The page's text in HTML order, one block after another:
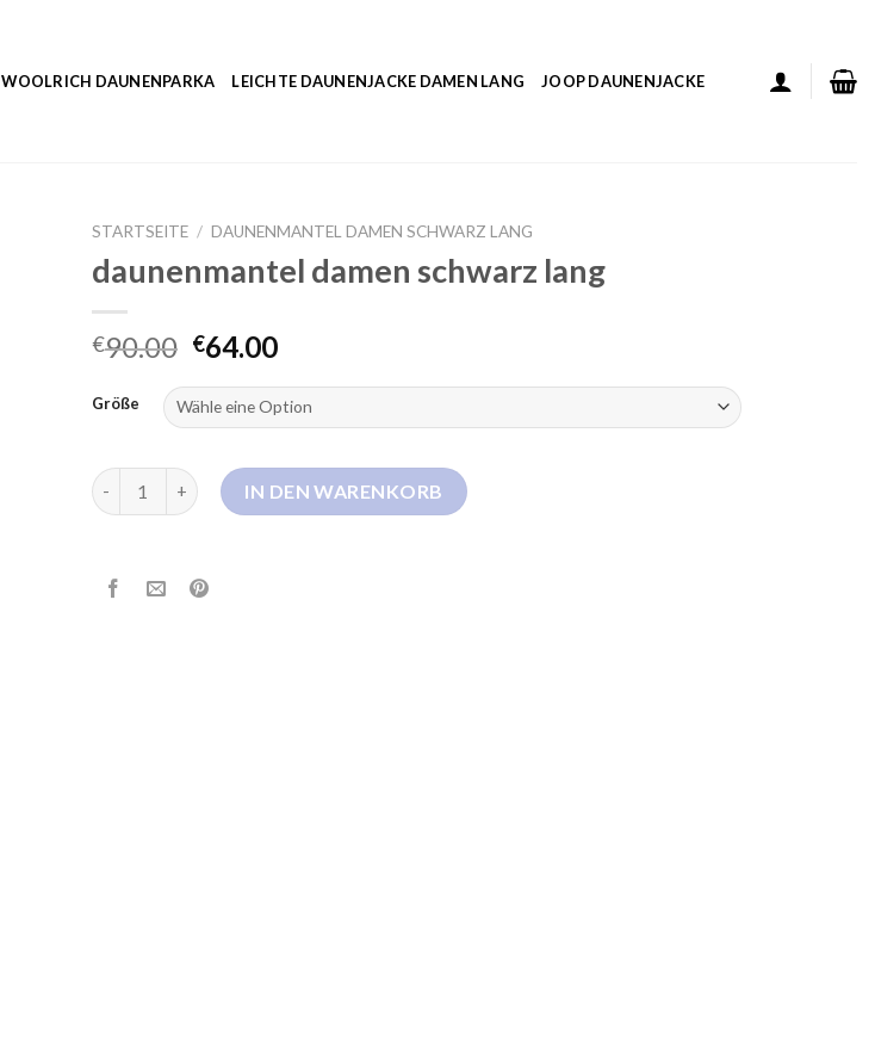
WOOLRICH DAUNENPARKA LEICHTE DAUNENJACKE DAMEN LANG JOOP DAUNENJACKE
STARTSEITE / DAUNENMANTEL DAMEN SCHWARZ LANG
daunenmantel damen schwarz lang
€90.00 €64.00
Größe
daunenmantel damen schwarz lang Menge
IN DEN WARENKORB